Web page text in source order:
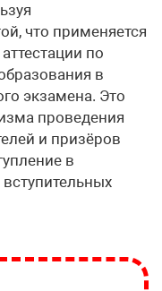
что применяется
по
в
экзамена. Это
проведения
и призёров
в